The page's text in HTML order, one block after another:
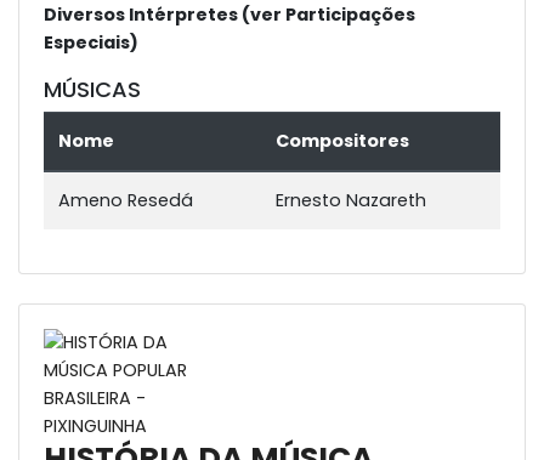
Diversos Intérpretes (ver Participações
Especiais)
MÚSICAS
Nome Compositores
Ameno Resedá Ernesto Nazareth